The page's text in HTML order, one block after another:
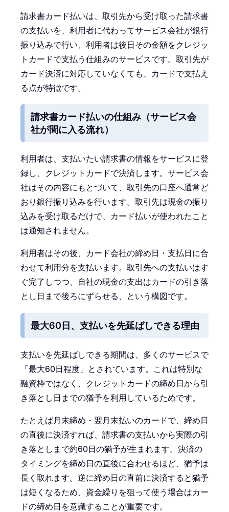
請求書カード払いは、取引先から受け取った請求書
の支払いを、利用者に代わってサービス会社が銀行
振り込みで行い、利用者は後日その金額をクレジッ
トカードで支払う仕組みのサービスです。取引先が
カード決済に対応していなくても、カードで支払え
る点が特徴です。
請求書カード払いの仕組み（サービス会
社が間に入る流れ）
利用者は、支払いたい請求書の情報をサービスに登
録し、クレジットカードで決済します。サービス会
社はその内容にもとづいて、取引先の口座へ通常ど
おり銀行振り込みを行います。取引先は現金の振り
込みを受け取るだけで、カード払いが使われたこと
は通知されません。
利用者はその後、カード会社の締め日・支払日に合
わせて利用分を支払います。取引先への支払いはす
ぐ完了しつつ、自社の現金の支出はカードの引き落
とし日まで後ろにずらせる、という構図です。
最大60日、支払いを先延ばしできる理由
支払いを先延ばしできる期間は、多くのサービスで
「最大60日程度」とされています。これは特別な
融資枠ではなく、クレジットカードの締め日から引
き落とし日までの猶予を利用しているためです。
たとえば月末締め・翌月末払いのカードで、締め日
の直後に決済すれば、請求書の支払いから実際の引
き落としまで約60日の猶予が生まれます。決済の
タイミングを締め日の直後に合わせるほど、猶予は
長く取れます。逆に締め日の直前に決済すると猶予
は短くなるため、資金繰りを狙って使う場合はカー
ドの締め日を意識することが重要です。